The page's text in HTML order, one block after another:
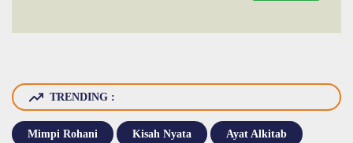
TRENDING :
Mimpi Rohani Kisah Nyata Ayat Alkitab